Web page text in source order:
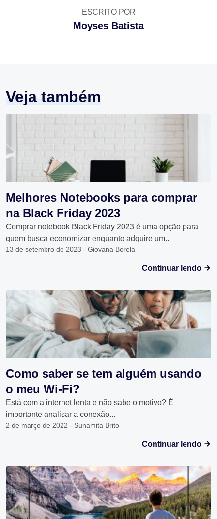
ESCRITO POR
Moyses Batista
Veja também
Melhores Notebooks para comprar
na Black Friday 2023
Comprar notebook Black Friday 2023 é uma opção para
quem busca economizar enquanto adquire um...
13 de setembro de 2023 - Giovana Borela
Continuar lendo
Como saber se tem alguém usando
o meu Wi-Fi?
Está com a internet lenta e não sabe o motivo? É
importante analisar a conexão...
2 de março de 2022 - Sunamita Brito
Continuar lendo